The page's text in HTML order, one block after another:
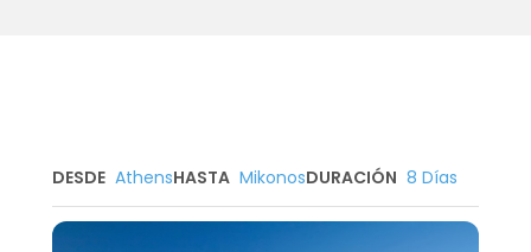
DESDE AthensHASTA MikonosDURACIÓN 8 Días